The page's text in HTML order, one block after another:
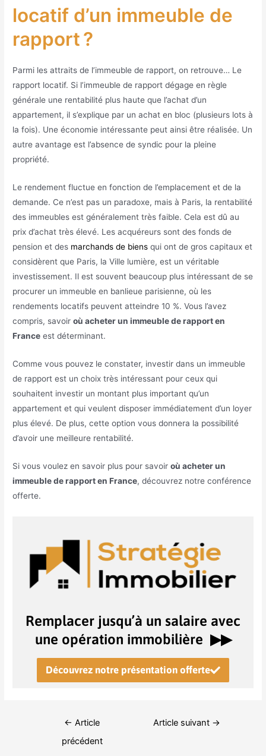
locatif d’un immeuble de
rapport ?
Parmi les attraits de l’immeuble de rapport, on retrouve… Le
rapport locatif. Si l’immeuble de rapport dégage en règle
générale une rentabilité plus haute que l’achat d’un
appartement, il s’explique par un achat en bloc (plusieurs lots à
la fois). Une économie intéressante peut ainsi être réalisée. Un
autre avantage est l’absence de syndic pour la pleine
propriété.
Le rendement fluctue en fonction de l’emplacement et de la
demande. Ce n’est pas un paradoxe, mais à Paris, la rentabilité
des immeubles est généralement très faible. Cela est dû au
prix d’achat très élevé. Les acquéreurs sont des fonds de
pension et des marchands de biens qui ont de gros capitaux et
considèrent que Paris, la Ville lumière, est un véritable
investissement. Il est souvent beaucoup plus intéressant de se
procurer un immeuble en banlieue parisienne, où les
rendements locatifs peuvent atteindre 10 %. Vous l’avez
compris, savoiroù acheter un immeuble de rapport en
France est déterminant.
Comme vous pouvez le constater, investir dans un immeuble
de rapport est un choix très intéressant pour ceux qui
souhaitent investir un montant plus important qu’un
appartement et qui veulent disposer immédiatement d’un loyer
plus élevé. De plus, cette option vous donnera la possibilité
d’avoir une meilleure rentabilité.
Si vous voulez en savoir plus pour savoiroù acheter un
immeuble de rapport en France, découvrez notre conférence
offerte.
Remplacer jusqu’à un salaire avec
une opération immobilière ▶︎▶︎
Découvrez notre présentation offerte
← Article
précédent
Article suivant →